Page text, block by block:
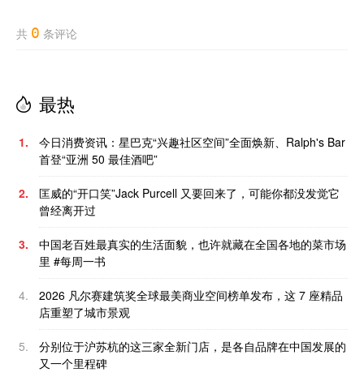
共 0 条评论
最热
1.
今日消费资讯：星巴克“兴趣社区空间”全面焕新、Ralph's Bar
首登“亚洲 50 最佳酒吧”
2.
匡威的“开口笑”Jack Purcell 又要回来了，可能你都没发觉它
曾经离开过
3.
中国老百姓最真实的生活面貌，也许就藏在全国各地的菜市场
里 #每周一书
4.
2026 凡尔赛建筑奖全球最美商业空间榜单发布，这 7 座精品
店重塑了城市景观
5.
分别位于沪苏杭的这三家全新门店，是各自品牌在中国发展的
又一个里程碑